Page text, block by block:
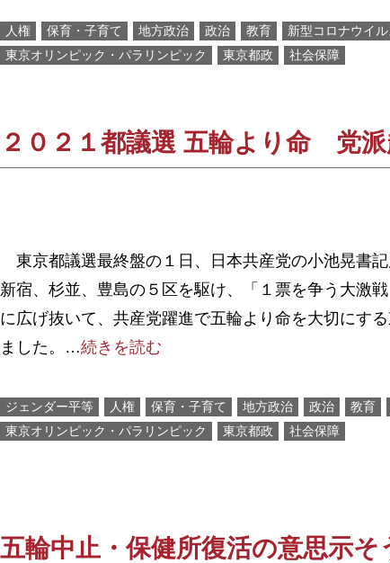
人権 保育・子育て 地方政治 政治 教育
新型コロナウイル
東京オリンピック・パラリンピック
東京都政 社会保障
２０２１都議選 五輪より命 党
東京都議選最終盤の１日、日本共産党の小池晃書記
新宿、杉並、豊島の５区を駆け、「１票を争う大激
に広げ抜いて、共産党躍進で五輪より命を大切にす
ました。…続きを読む
ジェンダー平等 人権 保育・子育て 地方政治 政治 教育
東京オリンピック・パラリンピック
東京都政 社会保障
五輪中止・保健所復活の意思示